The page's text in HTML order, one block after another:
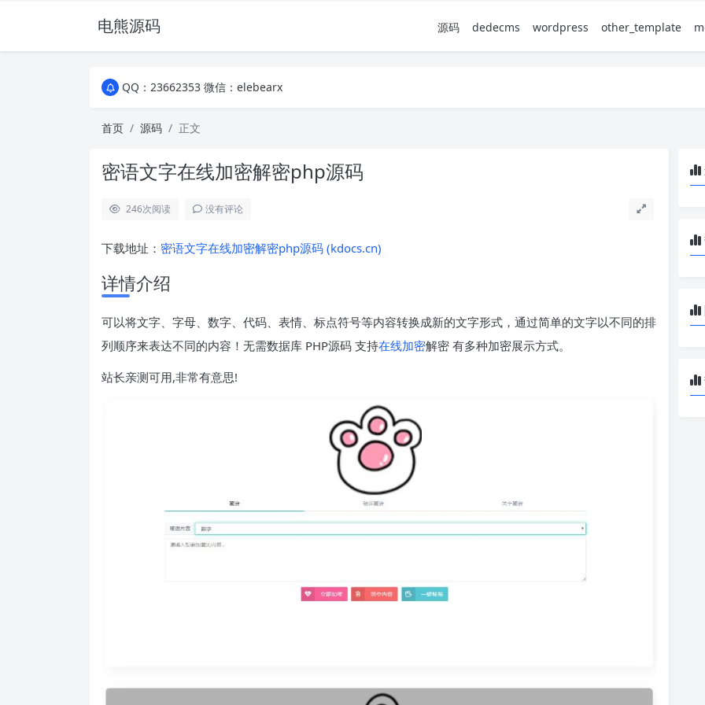
电熊源码 源码 dedecms wordpress other_template
QQ：23662353 微信：elebearx
首页
源码 正文
密语文字在线加密解密php源码
246次阅读 没有评论
下载地址： 密语文字在线加密解密php源码 (kdocs.cn)
详情介绍
可以将文字、字母、数字、代码、表情、标点符号等内容转换成新的文字形式，通过简单的文字以不同的排
列顺序来表达不同的内容！无需数据库 PHP源码 支持在线加密解密 有多种加密展示方式。
站长亲测可用,非常有意思!